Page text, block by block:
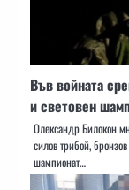
Във войната
и световен
Олександр Билокон
силов трибой,
шампионат…